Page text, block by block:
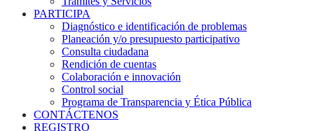
PARTICIPA
Diagnóstico e identificación de problemas
Planeación y/o presupuesto participativo​
Consulta ciudadana
Rendición de cuentas
Colaboración e innovación
Control social
Programa de Transparencia y Ética Pública
CONTÁCTENOS
REGISTRO